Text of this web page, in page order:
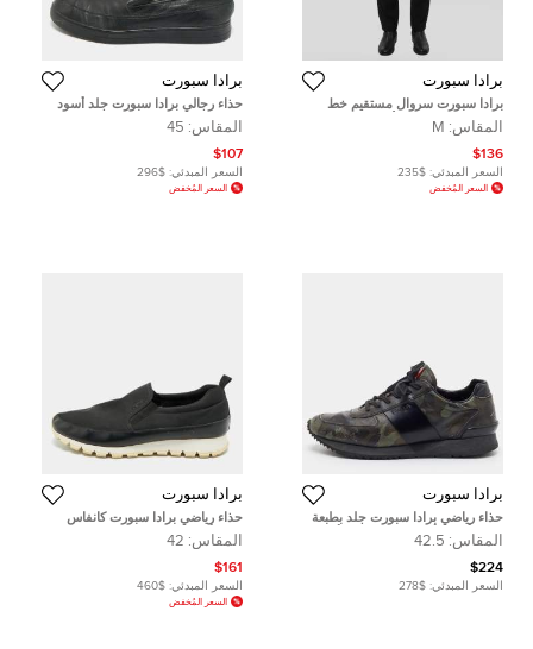
برادا سبورت
برادا سبورت سروال مستقيم خط
روسا قطني باللون الأسود بحجم
متوسط
المقاس: M
$136
السعر المبدئي: $235
السعر المُخفض
برادا سبورت
حذاء رجالي برادا سبورت جلد أسود
سهل الارتداء مقاس 45
المقاس: 45
$107
السعر المبدئي: $296
السعر المُخفض
برادا سبورت
حذاء رياضي برادا سبورت جلد بطبعة
تمويه أخضر/أسود منخفض من أعلى
مقاس 42.5
المقاس: 42.5
$224
السعر المبدئي: $278
برادا سبورت
حذاء رياضي برادا سبورت كانفاس
وجلد أسود منزلق مقاس 42
المقاس: 42
$161
السعر المبدئي: $460
السعر المُخفض